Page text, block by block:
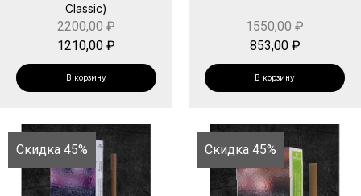
Classic)
2200,00₽
1210,00 ₽
В корзину
1550,00₽
853,00 ₽
В корзину
Скидка 45% Скидка 45%